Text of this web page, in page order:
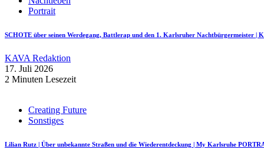
Portrait
SCHOTE über seinen Werdegang, Battlerap und den 1. Karlsruher Nachtbürgermeister |
KAVA Redaktion
17. Juli 2026
2 Minuten Lesezeit
Creating Future
Sonstiges
Lilian Rutz | Über unbekannte Straßen und die Wiederentdeckung | My Karlsruhe